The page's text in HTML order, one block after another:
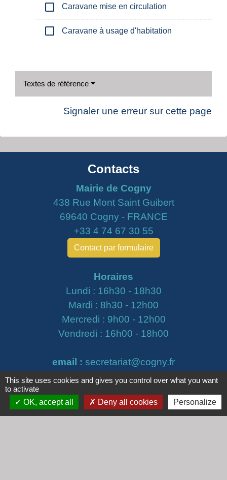
check_box_outline_blank Caravane mise en circulation
check_box_outline_blank Caravane à usage d'habitation
Textes de référence
Signaler une erreur sur cette page
Contacts
Mairie de Cogny
438 Rue Mont Saint Guibert
69640 Cogny - FRANCE
+33 4 74 67 30 55
Contact par formulaire
Horaires
Lundi : 16h30 - 18h30
Mardi : 8h30 - 12h00
Mercredi : 9h00 - 12h00
Vendredi : 16h00 - 18h00
email : secretariat@cogny.fr
Liens
This site uses cookies and gives you control over what you want
to activate
OK, accept all
Deny all cookies Personalize